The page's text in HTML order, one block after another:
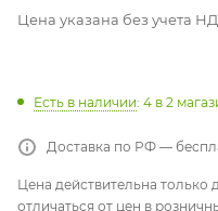
Цена указана без учета
Есть в наличии: 4 в 2
Доставка по РФ —
Цена действительна только
отличаться от цен в